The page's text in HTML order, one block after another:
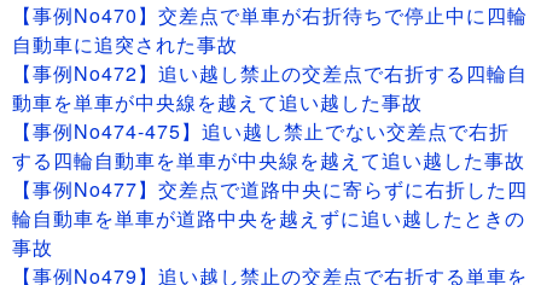
【事例No470】交差点で単車が右折待ちで停止中に四輪
自動車に追突された事故
【事例No472】追い越し禁止の交差点で右折する四輪自
動車を単車が中央線を越えて追い越した事故
【事例No474-475】追い越し禁止でない交差点で右折
する四輪自動車を単車が中央線を越えて追い越した事故
【事例No477】交差点で道路中央に寄らずに右折した四
輪自動車を単車が道路中央を越えずに追い越したときの
事故
【事例No479】追い越し禁止の交差点で右折する単車を